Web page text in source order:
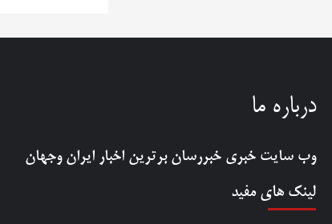
درباره ما
وب سایت خبری خبررسان برترین اخبار ایران وجهان
لینک های مفید